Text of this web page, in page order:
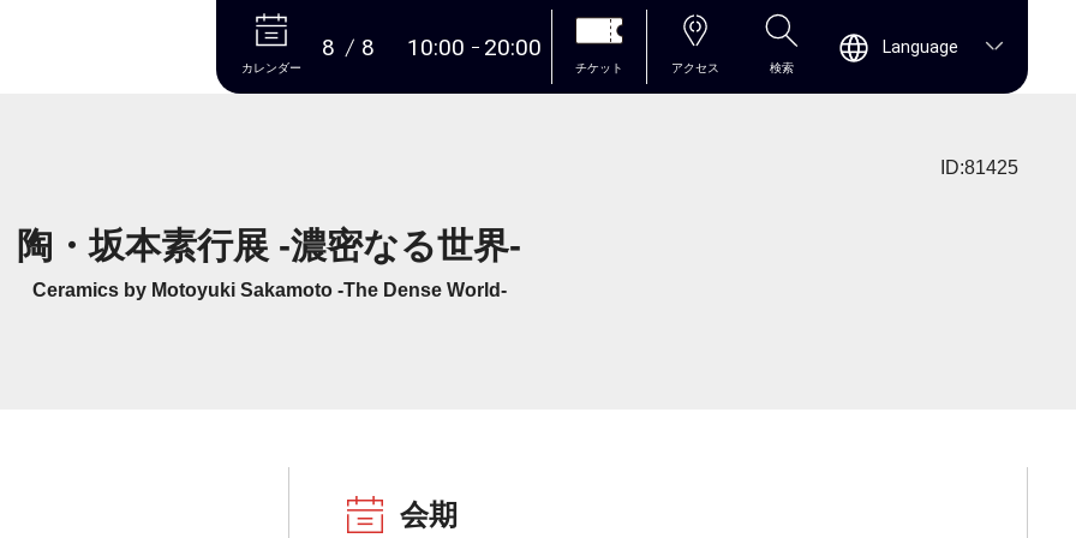
本文へ
カレンダー
8 8 10:00 20:00
チケット アクセス 検索
Language
ID:81425
陶・坂本素行展 -濃密なる世界-
Ceramics by Motoyuki Sakamoto -The Dense World-
会期